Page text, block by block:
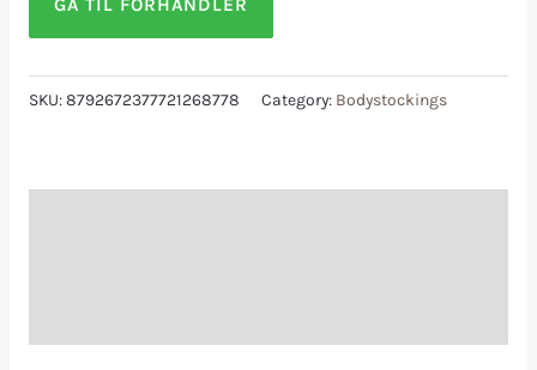
GÅ TIL FORHANDLER
SKU:8792672377721268778 Category: Bodystockings